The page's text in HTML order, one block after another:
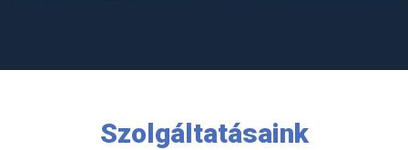
Szolgáltatásaink